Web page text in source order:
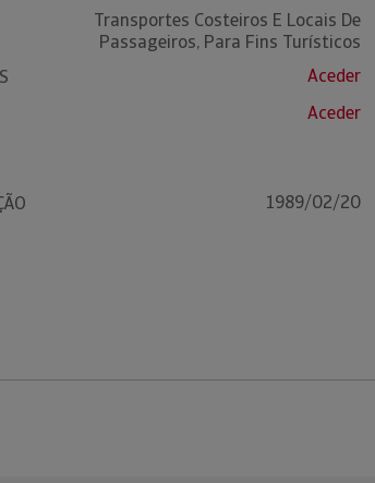
Transportes Costeiros E Locais De
Passageiros, Para Fins Turísticos
Aceder
Aceder
1989/02/20